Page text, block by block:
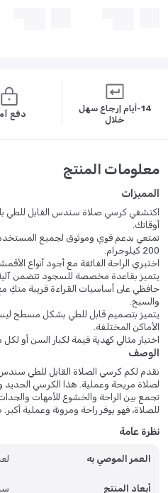
14-أيام إرجاع سهل
خلال
دفع
معلومات المنتج
المميزات
اكتشفي كرسي صلاة سندس القابل للطي
أوقاتك.
تمتعي بدعم قوي وموثوق لجميع
200 كيلوجرام.
اختبري الراحة الفائقة مع أجود أنواع
يتميز بقاعدة مخصصة للسجود تتضمن آلية
حافظي على أساسيات القراءة قريبة
والسبح.
يتميز بتصميم قابل للطي بشكل مسطح
الأماكن المختلفة.
اختيار مثالي كهدية قيمة لكبار السن أو
الوصف
نقدم لكم كرسي الصلاة القابل للطي سندس
لصلاة مريحة وعملية. هذا الكرسي
تجمع بين الراحة والخشوع للأمهات
للصلاة، فهو يوفر راحة ومرونة وعملية
مبطنة برغوة مضغوطة عالية الجودة
أو كتب الأدعية في متناول يدك أثناء
نظرة عامة
العمر الموصي به لعمر 13
أبعاد المنتج 90 ×